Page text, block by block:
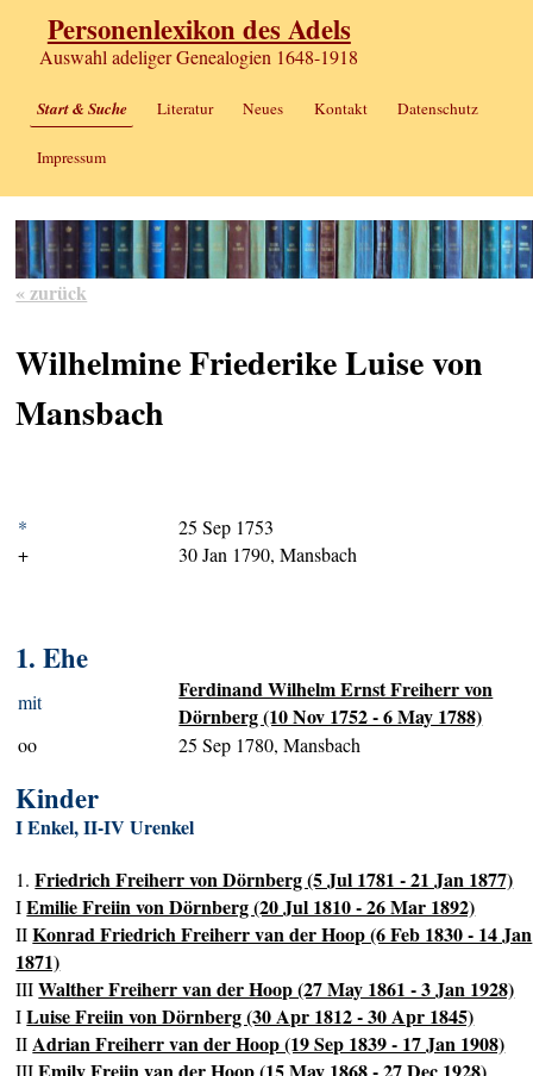
Personenlexikon des Adels
Auswahl adeliger Genealogien 1648-1918
Start & Suche Literatur Neues Kontakt Datenschutz
Impressum
« zurück
Wilhelmine Friederike Luise von
Mansbach
*
25 Sep 1753
+
30 Jan 1790, Mansbach
1. Ehe
mit
Ferdinand Wilhelm Ernst Freiherr von
Dörnberg (10 Nov 1752 - 6 May 1788)
oo 25 Sep 1780, Mansbach
Kinder
I Enkel, II-IV Urenkel
1.Friedrich Freiherr von Dörnberg (5 Jul 1781 - 21 Jan 1877)
IEmilie Freiin von Dörnberg (20 Jul 1810 - 26 Mar 1892)
IIKonrad Friedrich Freiherr van der Hoop (6 Feb 1830 - 14 Jan
1871)
IIIWalther Freiherr van der Hoop (27 May 1861 - 3 Jan 1928)
ILuise Freiin von Dörnberg (30 Apr 1812 - 30 Apr 1845)
IIAdrian Freiherr van der Hoop (19 Sep 1839 - 17 Jan 1908)
III